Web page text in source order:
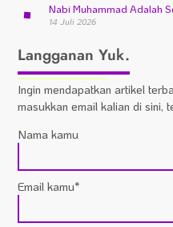
Nabi Muhammad Adalah
14 Juli 2026
Langganan Yuk.
Ingin mendapatkan artikel
masukkan email kalian di sini,
Nama kamu
Email kamu*